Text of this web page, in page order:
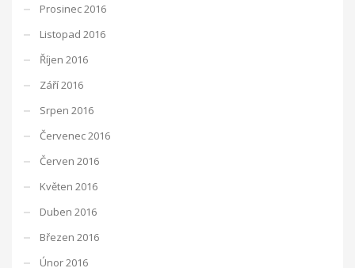
Prosinec 2016
Listopad 2016
Říjen 2016
Září 2016
Srpen 2016
Červenec 2016
Červen 2016
Květen 2016
Duben 2016
Březen 2016
Únor 2016